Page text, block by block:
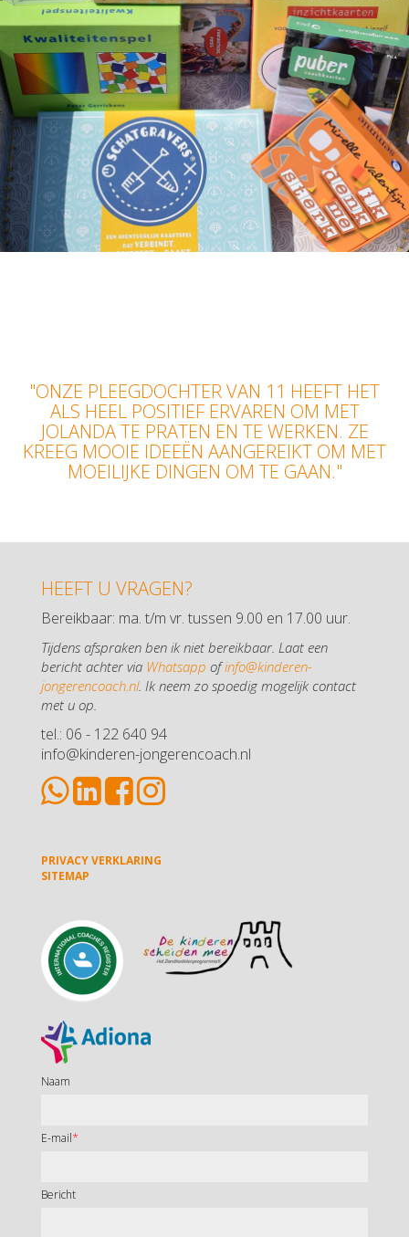
"ONZE PLEEGDOCHTER VAN 11 HEEFT HET
ALS HEEL POSITIEF ERVAREN OM MET
JOLANDA TE PRATEN EN TE WERKEN. ZE
KREEG MOOIE IDEEËN AANGEREIKT OM MET
MOEILIJKE DINGEN OM TE GAAN."
HEEFT U VRAGEN?
Bereikbaar: ma. t/m vr. tussen 9.00 en 17.00 uur.
Tijdens afspraken ben ik niet bereikbaar. Laat een
bericht achter via Whatsapp ofinfo@kinderen-
jongerencoach.nl. Ik neem zo spoedig mogelijk contact
met u op.
tel.: 06 - 122 640 94
info@kinderen-jongerencoach.nl
PRIVACY VERKLARING
SITEMAP
Naam
E-mail*
Bericht